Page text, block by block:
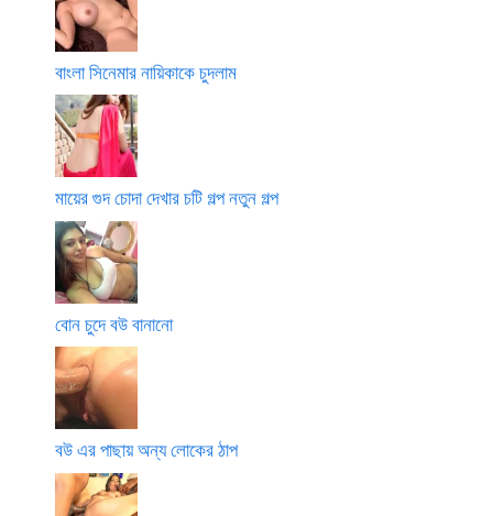
বাংলা সিনেমার নায়িকাকে চুদলাম
মায়ের গুদ চোদা দেখার চটি গল্প নতুন গল্প
বোন চুদে বউ বানানো
বউ এর পাছায় অন্য লোকের ঠাপ